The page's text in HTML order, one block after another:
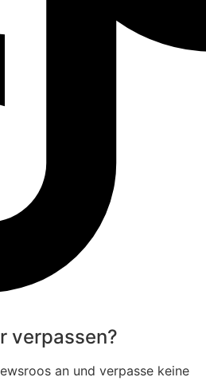
verpassen?
an und verpasse keine